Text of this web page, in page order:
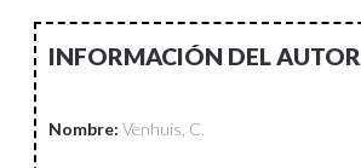
INFORMACIÓN DEL AUTOR
Nombre: Venhuis, C.